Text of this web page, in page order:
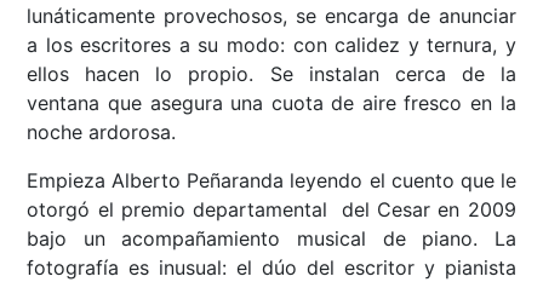
lunáticamente provechosos, se encarga de anunciar
a los escritores a su modo: con calidez y ternura, y
ellos hacen lo propio. Se instalan cerca de la
ventana que asegura una cuota de aire fresco en la
noche ardorosa.
Empieza Alberto Peñaranda leyendo el cuento que le
otorgó el premio departamental del Cesar en 2009
bajo un acompañamiento musical de piano. La
fotografía es inusual: el dúo del escritor y pianista